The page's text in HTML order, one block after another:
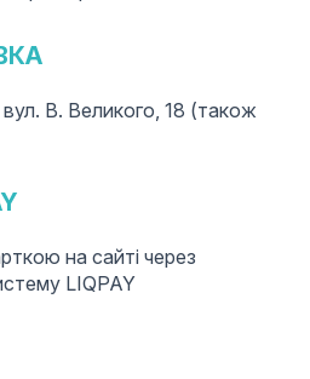
вул. В. Великого, 18 (також
на сайті через
LIQPAY